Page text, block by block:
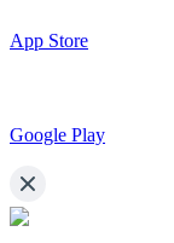
App Store
Google Play